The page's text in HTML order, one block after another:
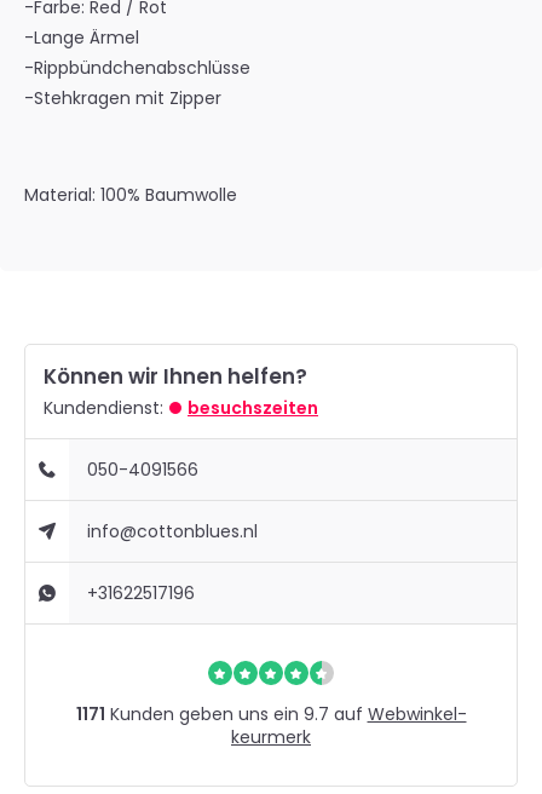
-Farbe: Red / Rot
-Lange Ärmel
-Rippbündchenabschlüsse
-Stehkragen mit Zipper
Material: 100% Baumwolle
Können wir Ihnen helfen?
Kundendienst: besuchszeiten
050-4091566
info@cottonblues.nl
+31622517196
1171 Kunden geben uns ein 9.7 auf Webwinkel-
keurmerk